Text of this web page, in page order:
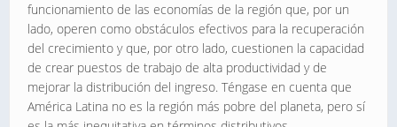
funcionamiento de las economías de la región que, por un
lado, operen como obstáculos efectivos para la recuperación
del crecimiento y que, por otro lado, cuestionen la capacidad
de crear puestos de trabajo de alta productividad y de
mejorar la distribución del ingreso. Téngase en cuenta que
América Latina no es la región más pobre del planeta, pero sí